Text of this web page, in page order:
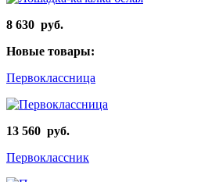
8 630 руб.
Новые товары:
Первоклассница
13 560 руб.
Первоклассник